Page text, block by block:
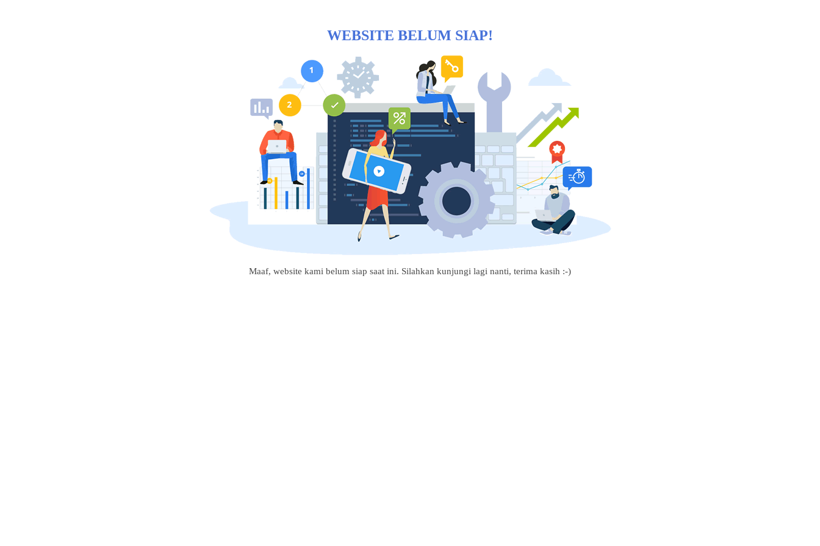
WEBSITE BELUM SIAP!
Maaf, website kami belum siap saat ini. Silahkan kunjungi lagi nanti, terima kasih :-)